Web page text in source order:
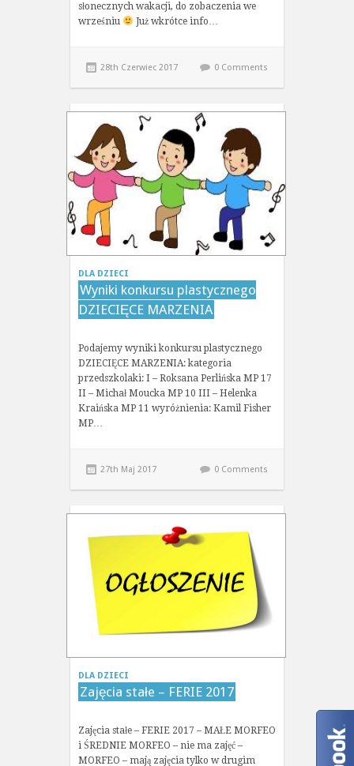
słonecznych wakacji, do zobaczenia we
wrześniu
Już wkrótce info…
28th Czerwiec 2017 0 Comments
DLA DZIECI
Wyniki konkursu plastycznego
DZIECIĘCE MARZENIA
Podajemy wyniki konkursu plastycznego
DZIECIĘCE MARZENIA: kategoria
przedszkolaki: I – Roksana Perlińska MP 17
II – Michał Moucka MP 10 III – Helenka
Kraińska MP 11 wyróżnienia: Kamil Fisher
MP…
27th Maj 2017 0 Comments
DLA DZIECI
Zajęcia stałe – FERIE 2017
Zajęcia stałe – FERIE 2017 – MAŁE MORFEO
i ŚREDNIE MORFEO – nie ma zajęć –
MORFEO – mają zajęcia tylko w drugim